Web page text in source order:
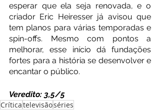
esperar que ela seja renovada, e o
criador Eric Heiresser já avisou que
tem planos para várias temporadas e
spin-offs. Mesmo com pontos a
melhorar, esse início dá fundações
fortes para a história se desenvolver e
encantar o público.
Veredito: 3,5/5
Críticatelevisãoséries